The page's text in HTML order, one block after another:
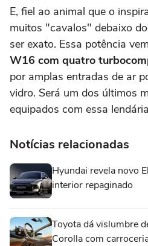
E, fiel ao animal que o
muitos "cavalos" debaixo
ser exato. Essa potência
W16 com quatro
por amplas entradas de ar
vidro. Será um dos últimos
equipados com essa
Notícias relacionadas
Hyundai revela novo
interior repaginado
Toyota dá vislumbre
Corolla com